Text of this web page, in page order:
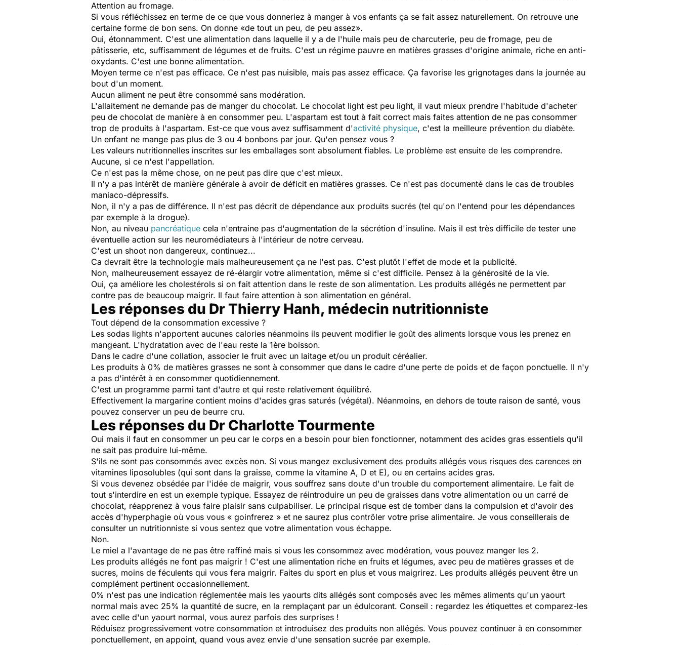
Attention au fromage.
Si vous réfléchissez en terme de ce que vous donneriez à manger à vos enfants ça se fait assez naturellement. On retrouve une
certaine forme de bon sens. On donne «de tout un peu, de peu assez».
Oui, étonnamment. C'est une alimentation dans laquelle il y a de l'huile mais peu de charcuterie, peu de fromage, peu de
pâtisserie, etc, suffisamment de légumes et de fruits. C'est un régime pauvre en matières grasses d'origine animale, riche en anti-
oxydants. C'est une bonne alimentation.
Moyen terme ce n'est pas efficace. Ce n'est pas nuisible, mais pas assez efficace. Ça favorise les grignotages dans la journée au
bout d'un moment.
Aucun aliment ne peut être consommé sans modération.
L'allaitement ne demande pas de manger du chocolat. Le chocolat light est peu light, il vaut mieux prendre l'habitude d'acheter
peu de chocolat de manière à en consommer peu. L'aspartam est tout à fait correct mais faites attention de ne pas consommer
trop de produits à l'aspartam. Est-ce que vous avez suffisamment d'activité physique, c'est la meilleure prévention du diabète.
Un enfant ne mange pas plus de 3 ou 4 bonbons par jour. Qu'en pensez vous ?
Les valeurs nutritionnelles inscrites sur les emballages sont absolument fiables. Le problème est ensuite de les comprendre.
Aucune, si ce n'est l'appellation.
Ce n'est pas la même chose, on ne peut pas dire que c'est mieux.
Il n'y a pas intérêt de manière générale à avoir de déficit en matières grasses. Ce n'est pas documenté dans le cas de troubles
maniaco-dépressifs.
Non, il n'y a pas de différence. Il n'est pas décrit de dépendance aux produits sucrés (tel qu'on l'entend pour les dépendances
par exemple à la drogue).
Non, au niveau pancréatique cela n'entraine pas d'augmentation de la sécrétion d'insuline. Mais il est très difficile de tester une
éventuelle action sur les neuromédiateurs à l'intérieur de notre cerveau.
C'est un shoot non dangereux, continuez...
Ca devrait être la technologie mais malheureusement ça ne l'est pas. C'est plutôt l'effet de mode et la publicité.
Non, malheureusement essayez de ré-élargir votre alimentation, même si c'est difficile. Pensez à la générosité de la vie.
Oui, ça améliore les cholestérols si on fait attention dans le reste de son alimentation. Les produits allégés ne permettent par
contre pas de beaucoup maigrir. Il faut faire attention à son alimentation en général.
Les réponses du Dr Thierry Hanh, médecin nutritionniste
Tout dépend de la consommation excessive ?
Les sodas lights n'apportent aucunes calories néanmoins ils peuvent modifier le goût des aliments lorsque vous les prenez en
mangeant. L'hydratation avec de l'eau reste la 1ère boisson.
Dans le cadre d'une collation, associer le fruit avec un laitage et/ou un produit céréalier.
Les produits à 0% de matières grasses ne sont à consommer que dans le cadre d'une perte de poids et de façon ponctuelle. Il n'y
a pas d'intérêt à en consommer quotidiennement.
C'est un programme parmi tant d'autre et qui reste relativement équilibré.
Effectivement la margarine contient moins d'acides gras saturés (végétal). Néanmoins, en dehors de toute raison de santé, vous
pouvez conserver un peu de beurre cru.
Les réponses du Dr Charlotte Tourmente
Oui mais il faut en consommer un peu car le corps en a besoin pour bien fonctionner, notamment des acides gras essentiels qu'il
ne sait pas produire lui-même.
S'ils ne sont pas consommés avec excès non. Si vous mangez exclusivement des produits allégés vous risques des carences en
vitamines liposolubles (qui sont dans la graisse, comme la vitamine A, D et E), ou en certains acides gras.
Si vous devenez obsédée par l'idée de maigrir, vous souffrez sans doute d'un trouble du comportement alimentaire. Le fait de
tout s'interdire en est un exemple typique. Essayez de réintroduire un peu de graisses dans votre alimentation ou un carré de
chocolat, réapprenez à vous faire plaisir sans culpabiliser. Le principal risque est de tomber dans la compulsion et d'avoir des
accès d'hyperphagie où vous vous « goinfrerez » et ne saurez plus contrôler votre prise alimentaire. Je vous conseillerais de
consulter un nutritionniste si vous sentez que votre alimentation vous échappe.
Non.
Le miel a l'avantage de ne pas être raffiné mais si vous les consommez avec modération, vous pouvez manger les 2.
Les produits allégés ne font pas maigrir ! C'est une alimentation riche en fruits et légumes, avec peu de matières grasses et de
sucres, moins de féculents qui vous fera maigrir. Faites du sport en plus et vous maigrirez. Les produits allégés peuvent être un
complément pertinent occasionnellement.
0% n'est pas une indication réglementée mais les yaourts dits allégés sont composés avec les mêmes aliments qu'un yaourt
normal mais avec 25% la quantité de sucre, en la remplaçant par un édulcorant. Conseil : regardez les étiquettes et comparez-les
avec celle d'un yaourt normal, vous aurez parfois des surprises !
Réduisez progressivement votre consommation et introduisez des produits non allégés. Vous pouvez continuer à en consommer
ponctuellement, en appoint, quand vous avez envie d'une sensation sucrée par exemple.